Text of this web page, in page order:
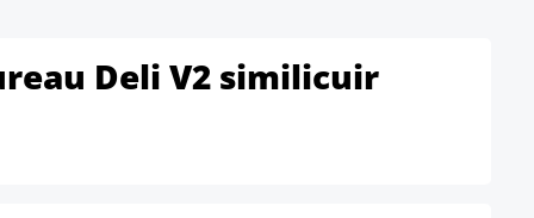
Deli V2 similicuir